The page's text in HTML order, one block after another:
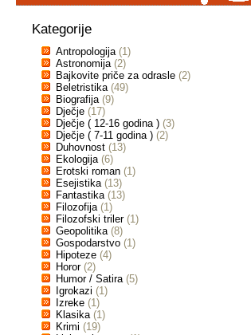
Kategorije
Antropologija (1)
Astronomija (2)
Bajkovite priče za odrasle (2)
Beletristika (49)
Biografija (9)
Dječje (17)
Dječje ( 12-16 godina ) (3)
Dječje ( 7-11 godina ) (2)
Duhovnost (13)
Ekologija (6)
Erotski roman (1)
Esejistika (13)
Fantastika (13)
Filozofija (1)
Filozofski triler (1)
Geopolitika (8)
Gospodarstvo (1)
Hipoteze (4)
Horor (2)
Humor / Satira (5)
Igrokazi (1)
Izreke (1)
Klasika (1)
Krimi (19)